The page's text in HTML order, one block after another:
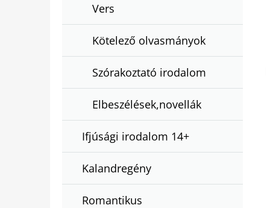
Vers
Kötelező olvasmányok
Szórakoztató irodalom
Elbeszélések,novellák
Ifjúsági irodalom 14+
Kalandregény
Romantikus